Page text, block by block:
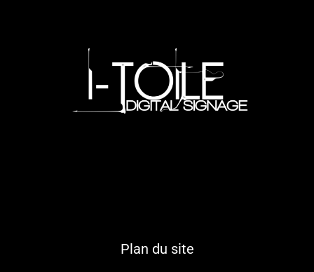
Plan du site